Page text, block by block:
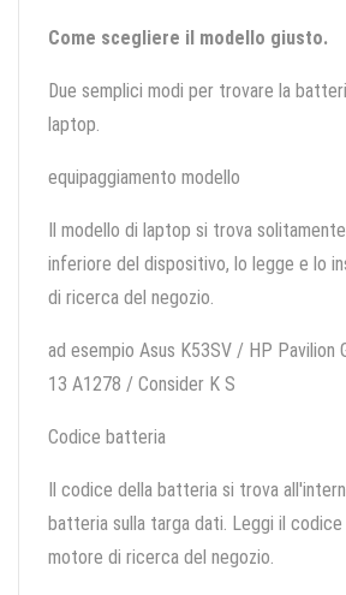
Come scegliere il modello giusto.
Due semplici modi per trovare la
laptop.
equipaggiamento modello
Il modello di laptop si trova
inferiore del dispositivo, lo legge e lo
di ricerca del negozio.
ad esempio Asus K53SV / HP Pavilion
13 A1278 / Consider K S
Codice batteria
Il codice della batteria si trova
batteria sulla targa dati. Leggi il codice
motore di ricerca del negozio.